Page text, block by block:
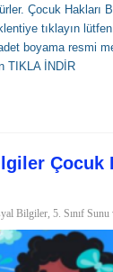
Çocuk Hakları
tıklayın
boyama resmi
TIKLA İNDİR
Çocuk
Bilgiler,5. Sınıf